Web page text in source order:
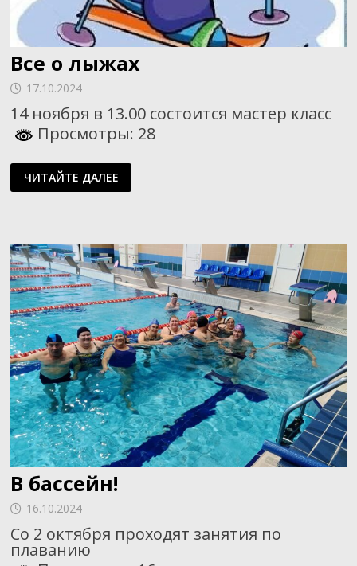
Все о лыжах
17.10.2024
14 ноября в 13.00 состоится мастер класс
Просмотры: 28
ВСЕ
О
ЛЫЖАХ
ЧИТАЙТЕ ДАЛЕЕ
В бассейн!
16.10.2024
Со 2 октября проходят занятия по
плаванию